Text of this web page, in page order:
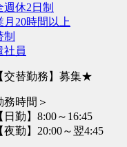
週休2日制
月20時間以上
制
社員
替勤務】募集★
務時間＞
勤】8:00～16:45
勤】20:00～翌4:45